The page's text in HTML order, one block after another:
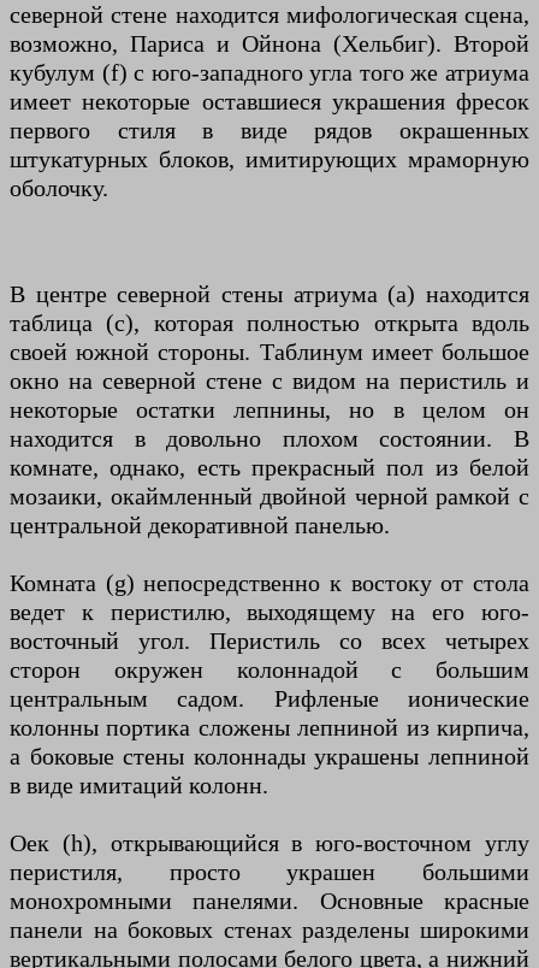
северной стене находится мифологическая сцена,
возможно, Париса и Ойнона (Хельбиг). Второй
кубулум (f) с юго-западного угла того же атриума
имеет некоторые оставшиеся украшения фресок
первого стиля в виде рядов окрашенных
штукатурных блоков, имитирующих мраморную
оболочку.
В центре северной стены атриума (a) находится
таблица (c), которая полностью открыта вдоль
своей южной стороны. Таблинум имеет большое
окно на северной стене с видом на перистиль и
некоторые остатки лепнины, но в целом он
находится в довольно плохом состоянии. В
комнате, однако, есть прекрасный пол из белой
мозаики, окаймленный двойной черной рамкой с
центральной декоративной панелью.
Комната (g) непосредственно к востоку от стола
ведет к перистилю, выходящему на его юго-
восточный угол. Перистиль со всех четырех
сторон окружен колоннадой с большим
центральным садом. Рифленые ионические
колонны портика сложены лепниной из кирпича,
а боковые стены колоннады украшены лепниной
в виде имитаций колонн.
Оек (h), открывающийся в юго-восточном углу
перистиля, просто украшен большими
монохромными панелями. Основные красные
панели на боковых стенах разделены широкими
вертикальными полосами белого цвета, а нижний